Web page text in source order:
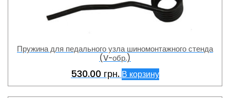
Пружина для педального узла шиномонтажного стенда
(V-обр.)
530.00 грн. В корзину